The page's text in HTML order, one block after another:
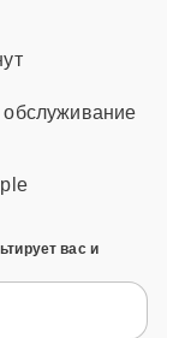
обслуживание
вас и